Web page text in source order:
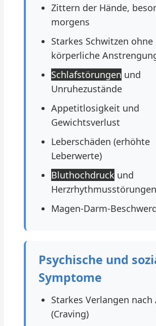
Zittern der Hände,
morgens
Starkes Schwitzen ohne
körperliche
Schlafstörungen und
Unruhezustände
Appetitlosigkeit und
Gewichtsverlust
Leberschäden (erhöhte
Leberwerte)
Bluthochdruck und
Herzrhythmusstörungen
Magen-Darm-
Psychische und
Symptome
Starkes Verlangen nach
(Craving)